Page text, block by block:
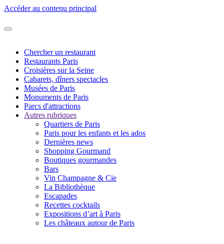
Accéder au contenu principal
Chercher un restaurant
Restaurants Paris
Croisières sur la Seine
Cabarets, dîners spectacles
Musées de Paris
Monuments de Paris
Parcs d'attractions
Autres rubriques
Quartiers de Paris
Paris pour les enfants et les ados
Dernières news
Shopping Gourmand
Boutiques gourmandes
Bars
Vin Champagne & Cie
La Bibliothèque
Escapades
Recettes cocktails
Expositions d’art à Paris
Les châteaux autour de Paris